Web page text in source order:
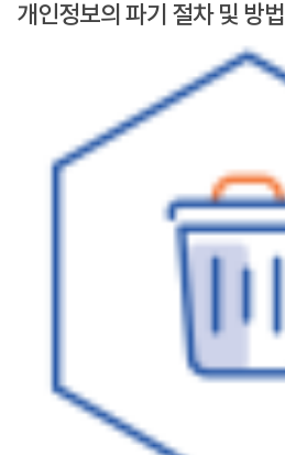
개인정보의 파기 절차 및 방법